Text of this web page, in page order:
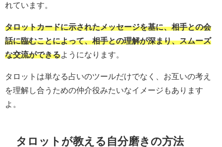
れています。
タロットカードに示されたメッセージを基に、相手との会
話に臨むことによって、相手との理解が深まり、スムーズ
な交流ができる ようになります。
タロットは単なる占いのツールだけでなく、お互いの考え
を理解し合うための仲介役みたいなイメージもあります
よ。
タロットが教える自分磨きの方法